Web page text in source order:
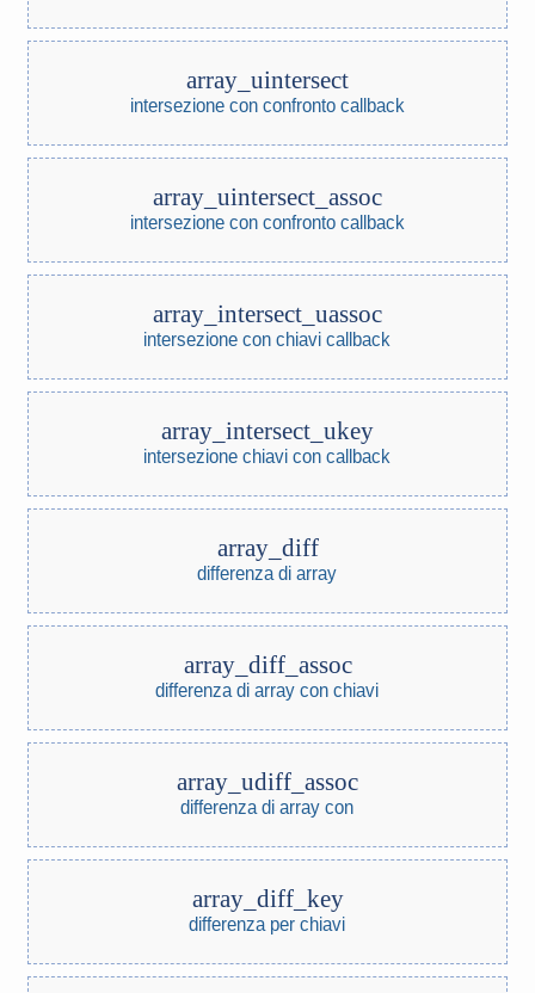
array_uintersect
intersezione con confronto callback
array_uintersect_assoc
intersezione con confronto callback
array_intersect_uassoc
intersezione con chiavi callback
array_intersect_ukey
intersezione chiavi con callback
array_diff
differenza di array
array_diff_assoc
differenza di array con chiavi
array_udiff_assoc
differenza di array con
array_diff_key
differenza per chiavi